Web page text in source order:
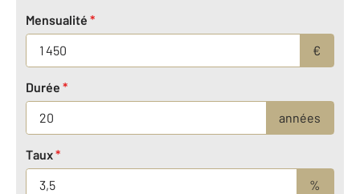
Mensualité *
€
Durée *
années
Taux*
%